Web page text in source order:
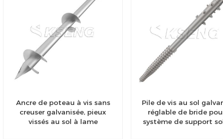
Ancre de poteau à vis sans
creuser galvanisée, pieux
vissés au sol à lame
Pile de vis au sol
réglable de bride
système de support